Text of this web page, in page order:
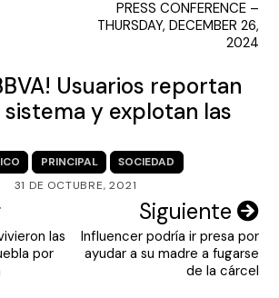
PRESS CONFERENCE –
THURSDAY, DECEMBER 26,
2024
Usuarios reportan
y explotan las
PRINCIPAL
SOCIEDAD
31 DE OCTUBRE, 2021
las
por
Siguiente
Influencer podría ir presa por
ayudar a su madre a fugarse
de la cárcel